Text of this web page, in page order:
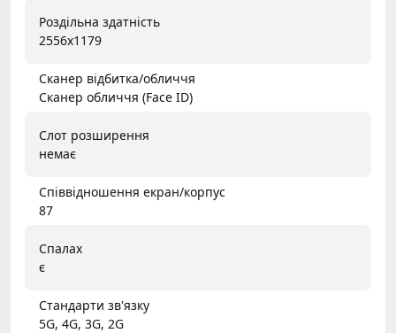
Роздільна здатність
2556x1179
Сканер відбитка/обличчя
Сканер обличчя (Face ID)
Слот розширення
немає
Співвідношення екран/корпус
87
Спалах
є
Стандарти зв'язку
5G, 4G, 3G, 2G